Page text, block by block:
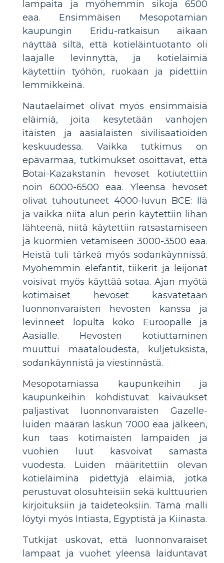
lampaita ja myöhemmin sikoja 6500
eaa. Ensimmäisen Mesopotamian
kaupungin Eridu-ratkaisun aikaan
näyttää siltä, ​​että kotieläintuotanto oli
laajalle levinnyttä, ja kotieläimiä
käytettiin työhön, ruokaan ja pidettiin
lemmikkeinä.
Nautaeläimet olivat myös ensimmäisiä
eläimiä, joita kesytetään vanhojen
itäisten ja aasialaisten sivilisaatioiden
keskuudessa. Vaikka tutkimus on
epävarmaa, tutkimukset osoittavat, että
Botai-Kazakstanin hevoset kotiutettiin
noin 6000-6500 eaa. Yleensä hevoset
olivat tuhoutuneet 4000-luvun BCE: llä
ja vaikka niitä alun perin käytettiin lihan
lähteenä, niitä käytettiin ratsastamiseen
ja kuormien vetämiseen 3000-3500 eaa.
Heistä tuli tärkeä myös sodankäynnissä.
Myöhemmin elefantit, tiikerit ja leijonat
voisivat myös käyttää sotaa. Ajan myötä
kotimaiset hevoset kasvatetaan
luonnonvaraisten hevosten kanssa ja
levinneet lopulta koko Euroopalle ja
Aasialle. Hevosten kotiuttaminen
muuttui maataloudesta, kuljetuksista,
sodankäynnistä ja viestinnästä.
Mesopotamiassa kaupunkeihin ja
kaupunkeihin kohdistuvat kaivaukset
paljastivat luonnonvaraisten Gazelle-
luiden määrän laskun 7000 eaa jälkeen,
kun taas kotimaisten lampaiden ja
vuohien luut kasvoivat samasta
vuodesta. Luiden määritettiin olevan
kotieläiminä pidettyjä eläimiä, jotka
perustuvat olosuhteisiin sekä kulttuurien
kirjoituksiin ja taideteoksiin. Tämä malli
löytyi myös Intiasta, Egyptistä ja Kiinasta.
Tutkijat uskovat, että luonnonvaraiset
lampaat ja vuohet yleensä laiduntavat